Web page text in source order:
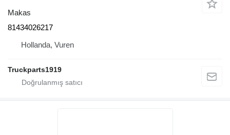
Makas
81434026217
Hollanda, Vuren
Truckparts1919